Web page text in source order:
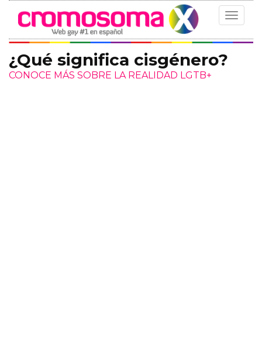
Toggle
¿Qué significa cisgénero?
CONOCE MÁS SOBRE LA REALIDAD LGTB+